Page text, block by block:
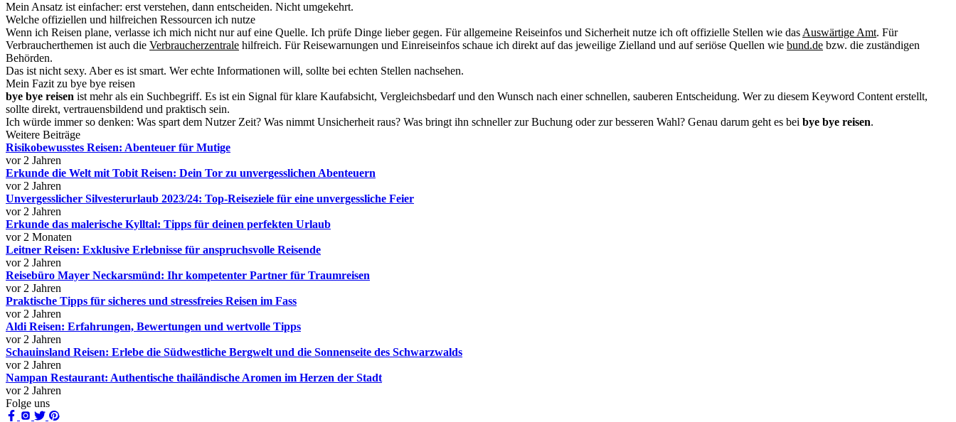
Mein Ansatz ist einfacher: erst verstehen, dann entscheiden. Nicht umgekehrt.
Welche offiziellen und hilfreichen Ressourcen ich nutze
Wenn ich Reisen plane, verlasse ich mich nicht nur auf eine Quelle. Ich prüfe Dinge lieber gegen. Für allgemeine Reiseinfos und Sicherheit nutze ich oft offizielle Stellen wie das Auswärtige Amt. Für
Verbraucherthemen ist auch die Verbraucherzentrale hilfreich. Für Reisewarnungen und Einreiseinfos schaue ich direkt auf das jeweilige Zielland und auf seriöse Quellen wie bund.de bzw. die zuständigen
Behörden.
Das ist nicht sexy. Aber es ist smart. Wer echte Informationen will, sollte bei echten Stellen nachsehen.
Mein Fazit zu bye bye reisen
bye bye reisen ist mehr als ein Suchbegriff. Es ist ein Signal für klare Kaufabsicht, Vergleichsbedarf und den Wunsch nach einer schnellen, sauberen Entscheidung. Wer zu diesem Keyword Content erstellt,
sollte direkt, vertrauensbildend und praktisch sein.
Ich würde immer so denken: Was spart dem Nutzer Zeit? Was nimmt Unsicherheit raus? Was bringt ihn schneller zur Buchung oder zur besseren Wahl? Genau darum geht es bei bye bye reisen.
Weitere Beiträge
Risikobewusstes Reisen: Abenteuer für Mutige
vor 2 Jahren
Erkunde die Welt mit Tobit Reisen: Dein Tor zu unvergesslichen Abenteuern
vor 2 Jahren
Unvergesslicher Silvesterurlaub 2023/24: Top-Reiseziele für eine unvergessliche Feier
vor 2 Jahren
Erkunde das malerische Kylltal: Tipps für deinen perfekten Urlaub
vor 2 Monaten
Leitner Reisen: Exklusive Erlebnisse für anspruchsvolle Reisende
vor 2 Jahren
Reisebüro Mayer Neckarsmünd: Ihr kompetenter Partner für Traumreisen
vor 2 Jahren
Praktische Tipps für sicheres und stressfreies Reisen im Fass
vor 2 Jahren
Aldi Reisen: Erfahrungen, Bewertungen und wertvolle Tipps
vor 2 Jahren
Schauinsland Reisen: Erlebe die Südwestliche Bergwelt und die Sonnenseite des Schwarzwalds
vor 2 Jahren
Nampan Restaurant: Authentische thailändische Aromen im Herzen der Stadt
vor 2 Jahren
Folge uns